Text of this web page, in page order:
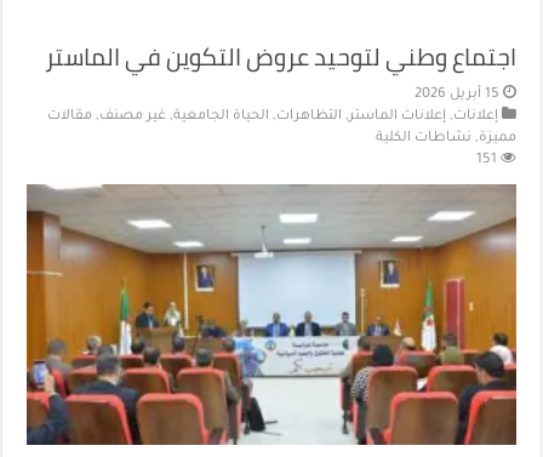
اجتماع وطني لتوحيد عروض التكوين في الماستر
15 أبريل 2026
إعلانات, إعلانات الماستر, التظاهرات, الحياة الجامعية,غير مصنف, مقالات
مميزة, نشاطات الكلية
151